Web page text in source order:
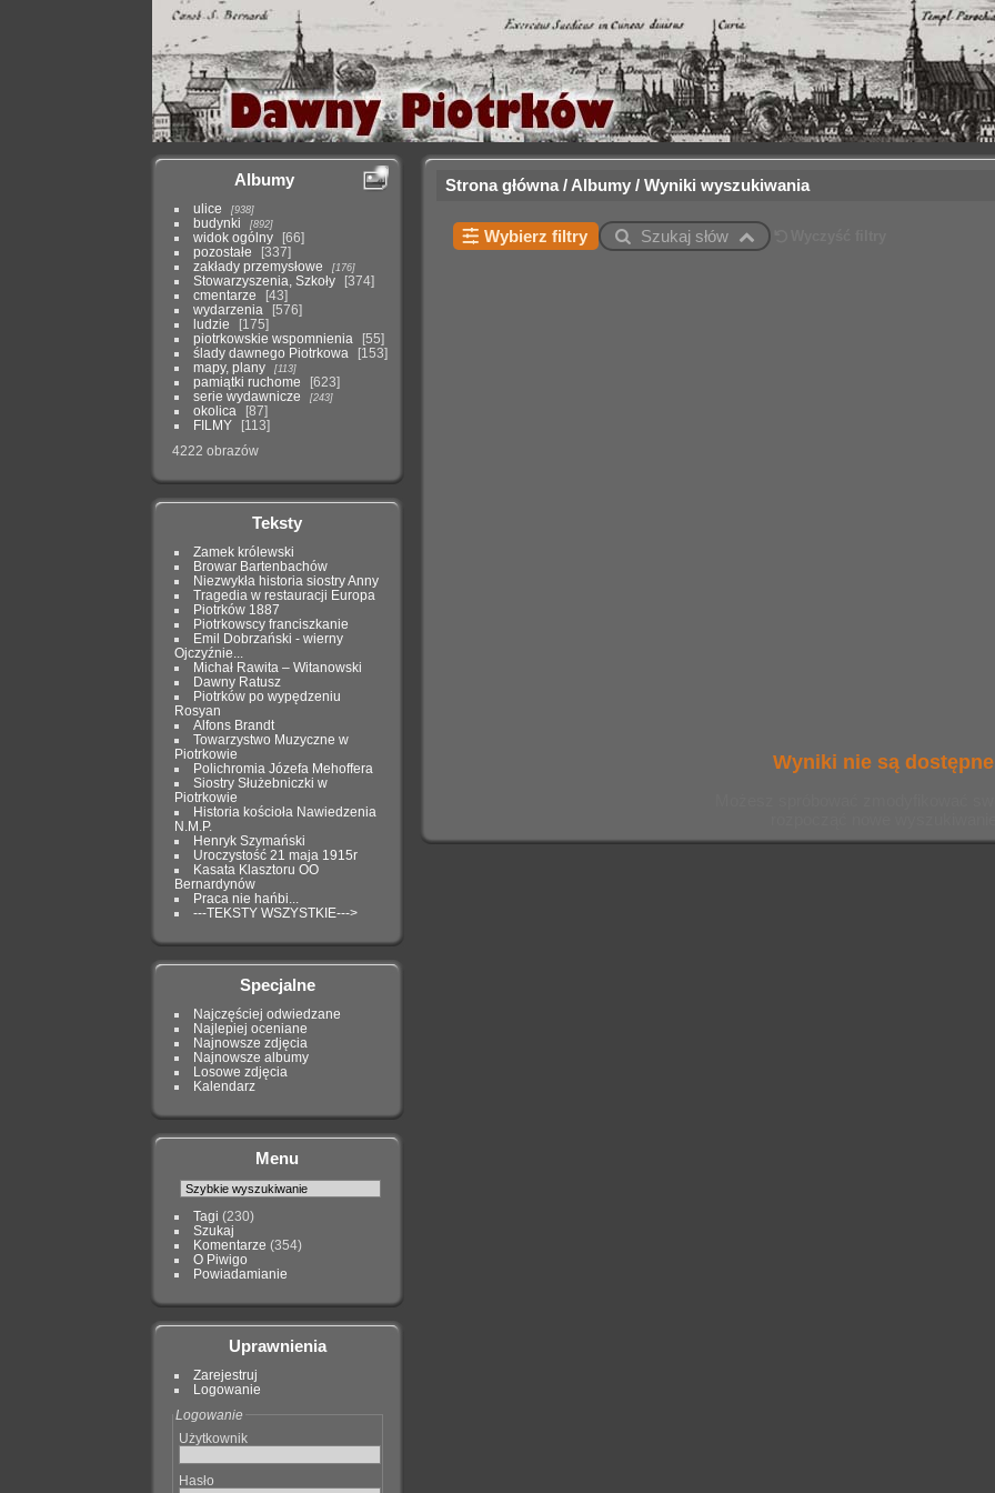
Albumy
ulice 938
budynki 892
widok ogólny
66
pozostałe
337
zakłady przemysłowe
176
Stowarzyszenia, Szkoły
374
cmentarze
43
wydarzenia
576
ludzie
175
piotrkowskie wspomnienia
55
ślady dawnego Piotrkowa
153
mapy, plany
113
pamiątki ruchome
623
serie wydawnicze
243
okolica
87
FILMY
113
4222 obrazów
Teksty
Zamek królewski
Browar Bartenbachów
Niezwykła historia siostry Anny
Tragedia w restauracji Europa
Piotrków 1887
Piotrkowscy franciszkanie
Emil Dobrzański - wierny
Ojczyźnie...
Michał Rawita – Witanowski
Dawny Ratusz
Piotrków po wypędzeniu
Rosyan
Alfons Brandt
Towarzystwo Muzyczne w
Piotrkowie
Polichromia Józefa Mehoffera
Siostry Służebniczki w
Piotrkowie
Historia kościoła Nawiedzenia
N.M.P.
Henryk Szymański
Uroczystość 21 maja 1915r
Kasata Klasztoru OO
Bernardynów
Praca nie hańbi...
---TEKSTY WSZYSTKIE--->
Specjalne
Najczęściej odwiedzane
Najlepiej oceniane
Najnowsze zdjęcia
Najnowsze albumy
Losowe zdjęcia
Kalendarz
Menu
Tagi (230)
Szukaj
Komentarze (354)
O Piwigo
Powiadamianie
Uprawnienia
Zarejestruj
Logowanie
Logowanie
Użytkownik
Hasło
Strona główna/ Albumy/ Wyniki wyszukiwania
Wybierz filtry Szukaj słów
Wyniki nie są